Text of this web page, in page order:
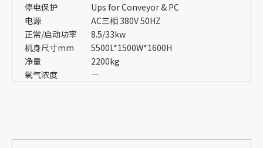
停电保护
Ups for Conveyor & PC
电源
AC三相 380V 50HZ
正常/启动功率
8.5/33kw
机身尺寸mm
5500L*1500W*1600H
净量
2200kg
氧气浓度
－